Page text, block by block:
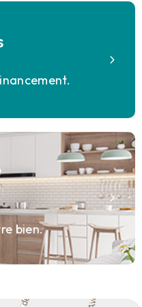
bien.